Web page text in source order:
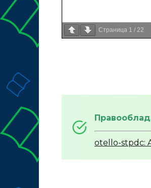
Страница 1 / 22
otello-stpdc: